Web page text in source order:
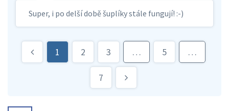
Super, i po delší době šuplíky stále fungují! :-)
1 2 3 … 5 …
7